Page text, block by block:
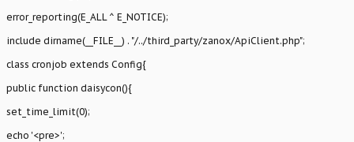
error_reporting(E_ALL ^ E_NOTICE);
include dirname(__FILE__) . "/../third_party/zanox/ApiClient.php";
class cronjob extends Config{
public function daisycon(){
set_time_limit(0);
echo '<pre>';